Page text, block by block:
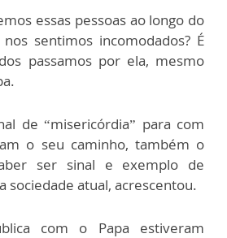
essas pessoas ao longo do
sentimos incomodados? É
passamos por ela, mesmo
de “misericórdia” para com
o seu caminho, também o
ser sinal e exemplo de
sociedade atual, acrescentou.
com o Papa estiveram